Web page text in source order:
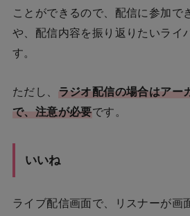
ことができるので、配信に参加で
や、配信内容を振り返りたいライ
す。
ただし、 ラジオ配信の場合はアー
で、注意が必要です。
いいね
ライブ配信画面で、リスナーが画